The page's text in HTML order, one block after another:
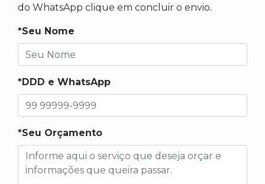
do WhatsApp clique em concluir o envio.
*Seu Nome
*DDD e WhatsApp
*Seu Orçamento